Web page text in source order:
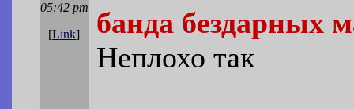
05:42 pm
[Link]
банда бездарных
Неплохо так